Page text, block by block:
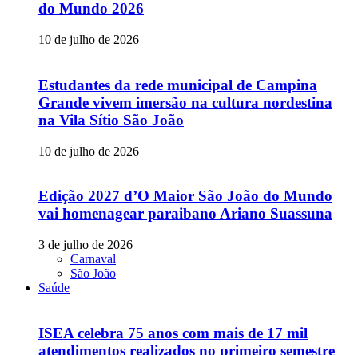
do Mundo 2026
10 de julho de 2026
Estudantes da rede municipal de Campina
Grande vivem imersão na cultura nordestina
na Vila Sítio São João
10 de julho de 2026
Edição 2027 d’O Maior São João do Mundo
vai homenagear paraibano Ariano Suassuna
3 de julho de 2026
Carnaval
São João
Saúde
ISEA celebra 75 anos com mais de 17 mil
atendimentos realizados no primeiro semestre